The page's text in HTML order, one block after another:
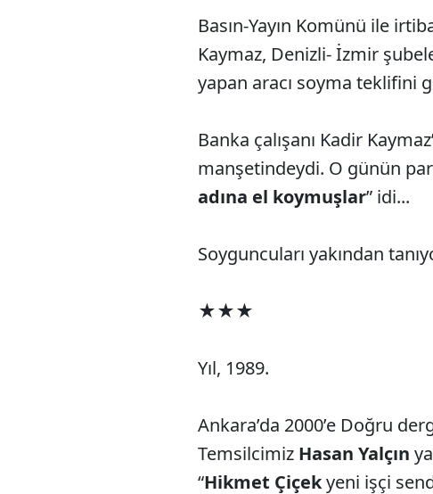
Basın-Yayın Komünü ile
Kaymaz, Denizli- İzmir
yapan aracı soyma teklifini
Banka çalışanı Kadir
manşetindeydi. O günün
adına el koymuşlar” idi...
Soyguncuları yakından
★★★
Yıl, 1989.
Ankara’da 2000’e Doğru
Temsilcimiz Hasan Yalçın
“Hikmet Çiçekyeni işçi